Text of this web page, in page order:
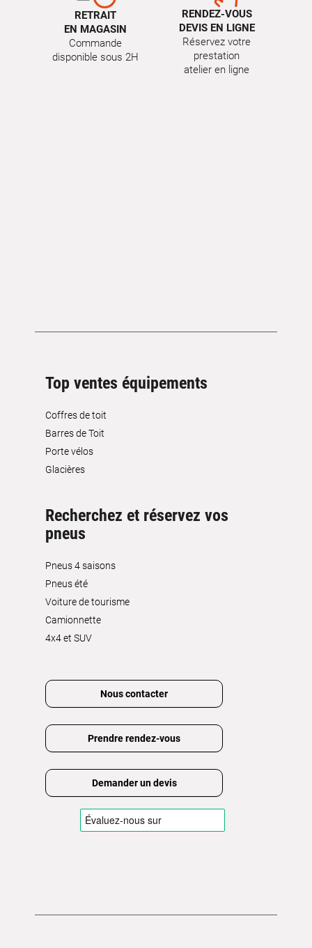
RETRAIT
EN MAGASIN
Commande
disponible sous 2H
RENDEZ-VOUS
DEVIS EN LIGNE
Réservez votre
prestation
atelier en ligne
Top ventes équipements
Coffres de toit
Barres de Toit
Porte vélos
Glacières
Recherchez et réservez vos
pneus
Pneus 4 saisons
Pneus été
Voiture de tourisme
Camionnette
4x4 et SUV
Nous contacter
Prendre rendez-vous
Demander un devis